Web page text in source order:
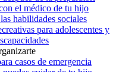
el médico de tu hijo
habilidades sociales
para adolescentes y
casos de emergencia